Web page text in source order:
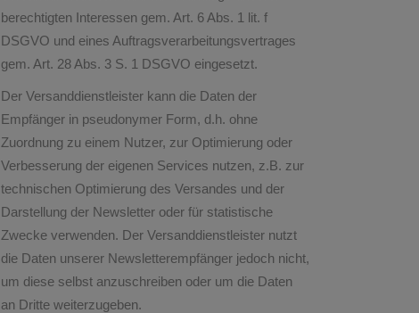
berechtigten Interessen gem. Art. 6 Abs. 1 lit. f
DSGVO und eines Auftragsverarbeitungsvertrages
gem. Art. 28 Abs. 3 S. 1 DSGVO eingesetzt.
Der Versanddienstleister kann die Daten der
Empfänger in pseudonymer Form, d.h. ohne
Zuordnung zu einem Nutzer, zur Optimierung oder
Verbesserung der eigenen Services nutzen, z.B. zur
technischen Optimierung des Versandes und der
Darstellung der Newsletter oder für statistische
Zwecke verwenden. Der Versanddienstleister nutzt
die Daten unserer Newsletterempfänger jedoch nicht,
um diese selbst anzuschreiben oder um die Daten
an Dritte weiterzugeben.